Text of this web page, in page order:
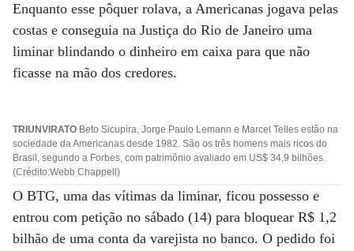
Enquanto esse pôquer rolava, a Americanas jogava pelas
costas e conseguia na Justiça do Rio de Janeiro uma
liminar blindando o dinheiro em caixa para que não
ficasse na mão dos credores.
TRIUNVIRATO Beto Sicupira, Jorge Paulo Lemann e Marcel Telles estão na
sociedade da Americanas desde 1982. São os três homens mais ricos do
Brasil, segundo a Forbes, com patrimônio avaliado em US$ 34,9 bilhões.
(Crédito:Webb Chappell)
O BTG, uma das vítimas da liminar, ficou possesso e
entrou com petição no sábado (14) para bloquear R$ 1,2
bilhão de uma conta da varejista no banco. O pedido foi